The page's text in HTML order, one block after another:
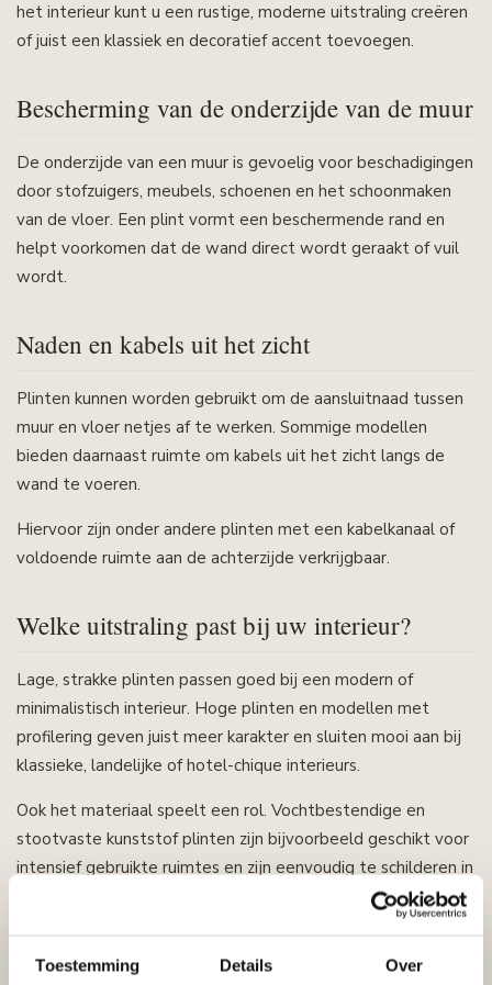
Toestemming Details Over
het interieur kunt u een rustige, moderne uitstraling creëren
of juist een klassiek en decoratief accent toevoegen.
Bescherming van de onderzijde van de muur
De onderzijde van een muur is gevoelig voor beschadigingen
door stofzuigers, meubels, schoenen en het schoonmaken
van de vloer. Een plint vormt een beschermende rand en
helpt voorkomen dat de wand direct wordt geraakt of vuil
wordt.
Naden en kabels uit het zicht
Plinten kunnen worden gebruikt om de aansluitnaad tussen
muur en vloer netjes af te werken. Sommige modellen
bieden daarnaast ruimte om kabels uit het zicht langs de
wand te voeren.
Hiervoor zijn onder andere plinten met een kabelkanaal of
voldoende ruimte aan de achterzijde verkrijgbaar.
Welke uitstraling past bij uw interieur?
Lage, strakke plinten passen goed bij een modern of
minimalistisch interieur. Hoge plinten en modellen met
profilering geven juist meer karakter en sluiten mooi aan bij
klassieke, landelijke of hotel-chique interieurs.
Ook het materiaal speelt een rol. Vochtbestendige en
stootvaste kunststof plinten zijn bijvoorbeeld geschikt voor
intensief gebruikte ruimtes en zijn eenvoudig te schilderen in
Conclusie